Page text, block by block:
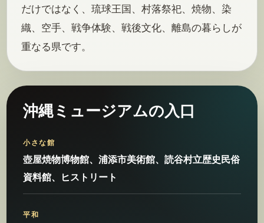
だけではなく、琉球王国、村落祭祀、焼物、染
織、空手、戦争体験、戦後文化、離島の暮らしが
重なる県です。
沖縄ミュージアムの入口
小さな館
壺屋焼物博物館、浦添市美術館、読谷村立歴史民俗
資料館、ヒストリート
平和